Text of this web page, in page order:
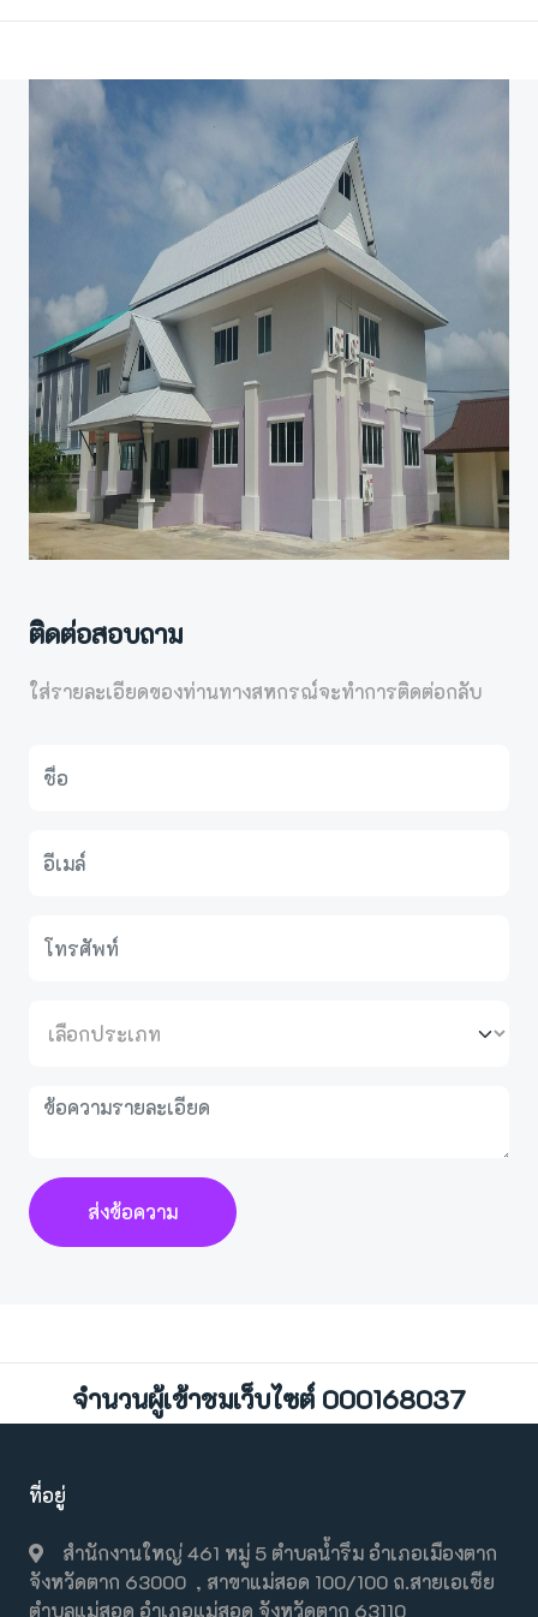
ติดต่อสอบถาม
ใส่รายละเอียดของท่านทางสหกรณ์จะทำการติดต่อกลับ
ส่งข้อความ
จำนวนผู้เข้าชมเว็บไซต์ 000168037
ที่อยู่
สำนักงานใหญ่ 461 หมู่ 5 ตำบลน้ำรึม อำเภอเมืองตาก
จังหวัดตาก 63000 , สาขาแม่สอด 100/100 ถ.สายเอเชีย
ตำบลแม่สอด อำเภอแม่สอด จังหวัดตาก 63110